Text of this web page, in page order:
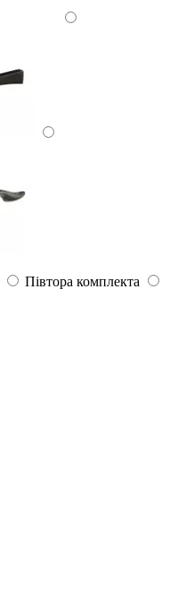
Півтора комплекта